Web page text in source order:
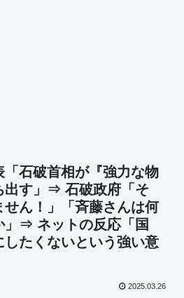
石破首相が『強力な物
出す」⇒ 石破政府「そ
せん！」「斉藤さんは何
」⇒ ネットの反応「国
したくないという強い意
2025.03.26